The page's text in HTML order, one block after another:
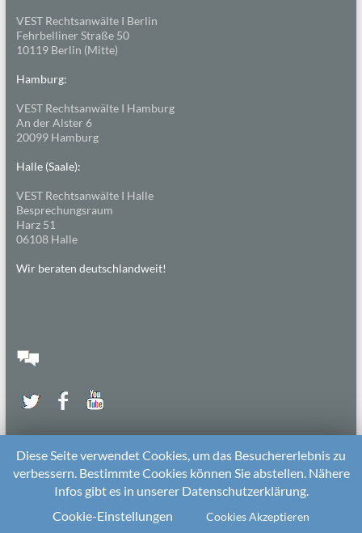
VEST Rechtsanwälte I Berlin
Fehrbelliner Straße 50
10119 Berlin (Mitte)
Hamburg:
VEST Rechtsanwälte I Hamburg
An der Alster 6
20099 Hamburg
Halle (Saale):
VEST Rechtsanwälte I Halle
Besprechungsraum
Harz 51
06108 Halle
Wir beraten deutschlandweit!
2026 beiDie KitarechtlerUnterstützt von:WordPress. Theme: Spacious von
ThemeGrill
Diese Seite verwendet Cookies, um das Besuchererlebnis zu
verbessern. Bestimmte Cookies können Sie abstellen. Nähere
Infos gibt es in unserer Datenschutzerklärung.
Cookie-Einstellungen
Cookies Akzeptieren